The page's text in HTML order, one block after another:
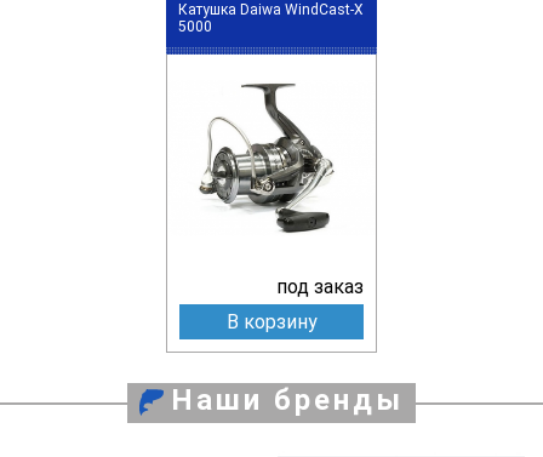
Катушка Daiwa WindCast-X
5000
под заказ
В корзину
Наши бренды